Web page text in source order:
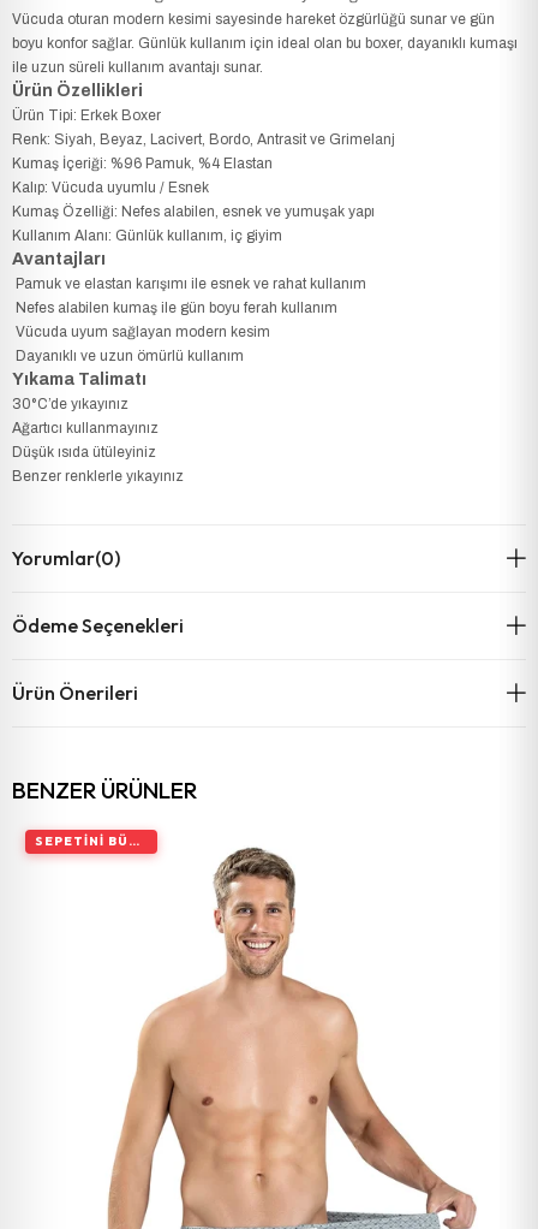
Vücuda oturan modern kesimi sayesinde hareket özgürlüğü sunar ve gün
boyu konfor sağlar. Günlük kullanım için ideal olan bu boxer, dayanıklı kumaşı
ile uzun süreli kullanım avantajı sunar.
Ürün Özellikleri
Ürün Tipi: Erkek Boxer
Renk: Siyah, Beyaz, Lacivert, Bordo, Antrasit ve Grimelanj
Kumaş İçeriği: %96 Pamuk, %4 Elastan
Kalıp: Vücuda uyumlu / Esnek
Kumaş Özelliği: Nefes alabilen, esnek ve yumuşak yapı
Kullanım Alanı: Günlük kullanım, iç giyim
Avantajları
Pamuk ve elastan karışımı ile esnek ve rahat kullanım
Nefes alabilen kumaş ile gün boyu ferah kullanım
Vücuda uyum sağlayan modern kesim
Dayanıklı ve uzun ömürlü kullanım
Yıkama Talimatı
30°C’de yıkayınız
Ağartıcı kullanmayınız
Düşük ısıda ütüleyiniz
Benzer renklerle yıkayınız
Yorumlar(0)
Ödeme Seçenekleri
Ürün Önerileri
BENZER ÜRÜNLER
SEPETINI BÜYÜT, İNDIRIMI ARTIR